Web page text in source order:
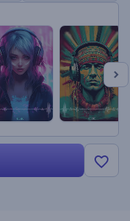
Ihre Musik hoch und
Plattformen zur
Testen Sie diese